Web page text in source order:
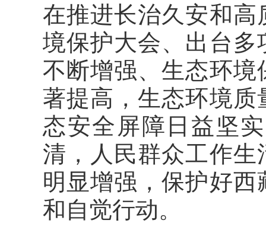
在推进长治久安和
境保护大会、出台
不断增强、生态环
著提高，生态环境
态安全屏障日益坚
清，人民群众工作
明显增强，保护好
和自觉行动。